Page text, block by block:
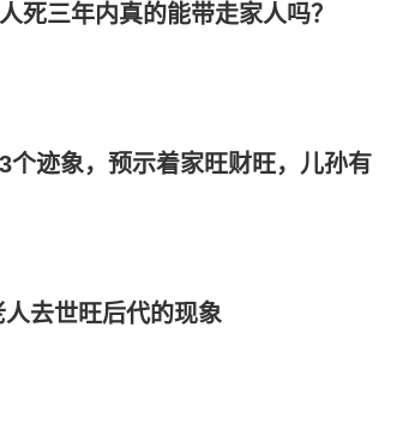
死三年内真的能带走家人吗？
个迹象，预示着家旺财旺，儿孙有
去世旺后代的现象